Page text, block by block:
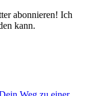
abonnieren! Ich
kann.